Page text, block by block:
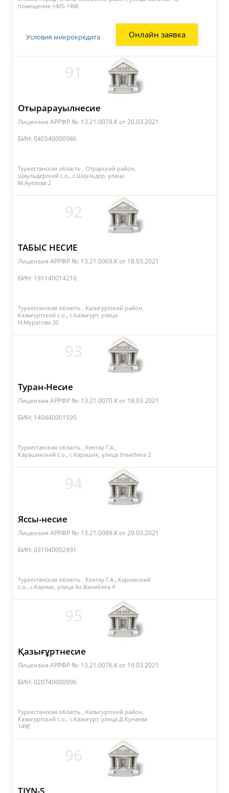
помещение 1405-1406
Онлайн заявка
Условия микрокредита
91
Отырарауылнесие
Лицензия АРРФР №: 13.21.0078.Кот 20.03.2021
БИН: 040540000986
Туркестанская область , Отрарский район,
Шаульдерский с.о., с.Шаульдер, улица
М.Ауезова 2
92
ТАБЫС НЕСИЕ
Лицензия АРРФР №: 13.21.0069.Кот 18.03.2021
БИН: 191140014210
Туркестанская область , Казыгуртский район,
Казыгуртский с.о., с.Казыгурт, улица
Н.Муратова 20
93
Туран-Несие
Лицензия АРРФР №: 13.21.0070.Кот 18.03.2021
БИН: 140440001595
Туркестанская область , Кентау Г.А.,
Карашикский с.о., с.Карашик, улица Улыкбека 2
94
Яссы-несие
Лицензия АРРФР №: 13.21.0089.Kот 29.03.2021
БИН: 031040002491
Туркестанская область , Кентау Г.А., Карнакский
с.о., с.Карнак, улица Аз Жанибека 4
95
Қазығұртнесие
Лицензия АРРФР №: 13.21.0076.Кот 19.03.2021
БИН: 020740000996
Туркестанская область , Казыгуртский район,
Казыгуртский с.о., с.Казыгурт, улица Д.Кунаева
149Е
96
TIYN-S